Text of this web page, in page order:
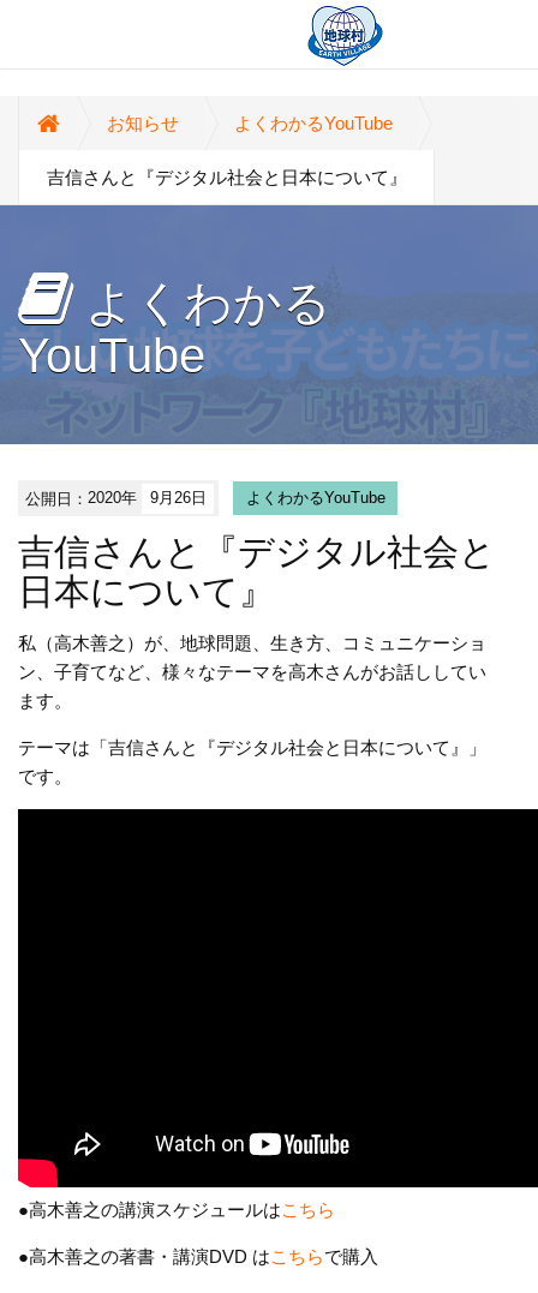
お知らせ よくわかるYouTube
吉信さんと『デジタル社会と日本について』
よくわかる
YouTube
公開日：2020年 9月26日 よくわかるYouTube
吉信さんと『デジタル社会と
日本について』
私（高木善之）が、地球問題、生き方、コミュニケーショ
ン、子育てなど、様々なテーマを高木さんがお話ししてい
ます。
テーマは「吉信さんと『デジタル社会と日本について』」
です。
●高木善之の講演スケジュールはこちら
●高木善之の著書・講演DVD はこちらで購入